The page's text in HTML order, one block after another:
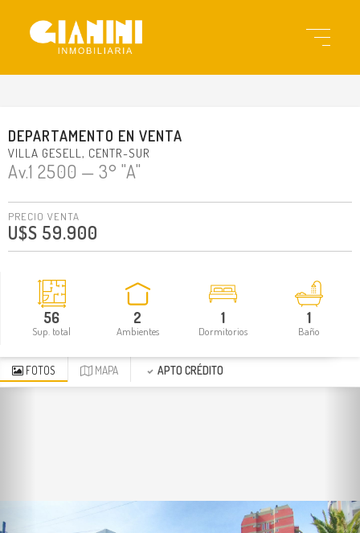
DEPARTAMENTO EN VENTA
VILLA GESELL CENTR-SUR
Av.1 2500 — 3° "A"
PRECIO VENTA
U$S 59.900
56
Sup. total
2
Ambientes
1
Dormitorios
1
Baño
FOTOS MAPA APTO CRÉDITO